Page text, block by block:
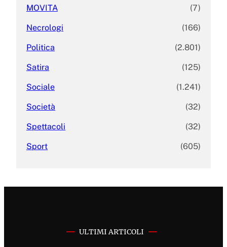
MOVITA (7)
Necrologi (166)
Politica (2.801)
Satira (125)
Sociale (1.241)
Società (32)
Spettacoli (32)
Sport (605)
ULTIMI ARTICOLI